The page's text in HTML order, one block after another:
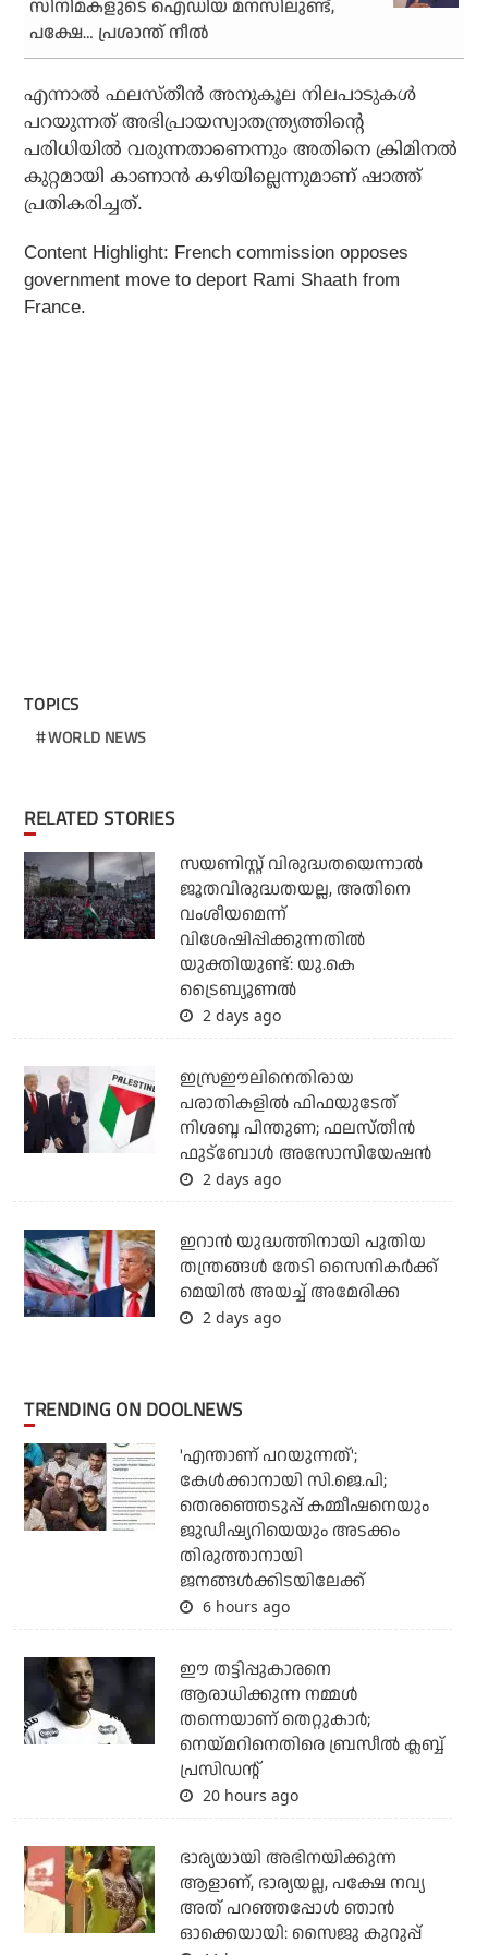
സിനിമകളുടെ ഐഡിയ മനസിലുണ്ട്,
പക്ഷേ… പ്രശാന്ത് നീല്‍
എന്നാല്‍ ഫലസ്തീന്‍ അനുകൂല നിലപാടുകള്‍
പറയുന്നത് അഭിപ്രായസ്വാതന്ത്ര്യത്തിന്റെ
പരിധിയില്‍ വരുന്നതാണെന്നും അതിനെ ക്രിമിനല്‍
കുറ്റമായി കാണാന്‍ കഴിയില്ലെന്നുമാണ് ഷാത്ത്
പ്രതികരിച്ചത്.
Content Highlight: French commission opposes
government move to deport Rami Shaath from
France.
TOPICS
WORLD NEWS
RELATED STORIES
സയണിസ്റ്റ് വിരുദ്ധതയെന്നാല്‍
ജൂതവിരുദ്ധതയല്ല, അതിനെ
വംശീയമെന്ന്
വിശേഷിപ്പിക്കുന്നതില്‍
യുക്തിയുണ്ട്: യു.കെ
ട്രൈബ്യൂണല്‍
2 days ago
ഇസ്രഈലിനെതിരായ
പരാതികളില്‍ ഫിഫയുടേത്
നിശബ്ദ പിന്തുണ; ഫലസ്തീന്‍
ഫുട്‌ബോള്‍ അസോസിയേഷന്‍
2 days ago
ഇറാന്‍ യുദ്ധത്തിനായി പുതിയ
തന്ത്രങ്ങള്‍ തേടി സൈനികര്‍ക്ക്
മെയില്‍ അയച്ച് അമേരിക്ക
2 days ago
TRENDING ON DOOLNEWS
'എന്താണ് പറയുന്നത്';
കേള്‍ക്കാനായി സി.ജെ.പി;
തെരഞ്ഞെടുപ്പ് കമ്മീഷനെയും
ജുഡീഷ്യറിയെയും അടക്കം
തിരുത്താനായി
ജനങ്ങള്‍ക്കിടയിലേക്ക്
6 hours ago
ഈ തട്ടിപ്പുകാരനെ
ആരാധിക്കുന്ന നമ്മള്‍
തന്നെയാണ് തെറ്റുകാര്‍;
നെയ്മറിനെതിരെ ബ്രസീല്‍ ക്ലബ്ബ്
പ്രസിഡന്റ്
20 hours ago
ഭാര്യയായി അഭിനയിക്കുന്ന
ആളാണ്, ഭാര്യയല്ല, പക്ഷേ നവ്യ
അത് പറഞ്ഞപ്പോള്‍ ഞാന്‍
ഓക്കെയായി: സൈജു കുറുപ്പ്